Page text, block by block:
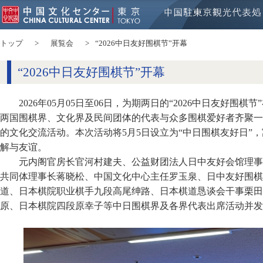
トップ 展覧会 “2026中日友好围棋节”开幕
“2026中日友好围棋节”开幕
2026年05月05日至06日，为期两日的“2026中日友好围棋
两国围棋界、文化界及民间团体的代表与众多围棋爱好者齐聚
的文化交流活动。本次活动将5月5日设立为“中日围棋友好日”
解与友谊。
元内阁官房长官河村建夫、公益财团法人日中友好会馆理
共同体理事长蒋晓松、中国文化中心主任罗玉泉、日中友好围
道、日本棋院职业棋手九段高尾绅路 、日本棋道恳谈会干事栗
原、日本棋院四段原幸子等中日围棋界及各界代表出席活动并